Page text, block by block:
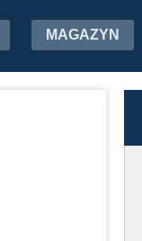
MAGAZYN